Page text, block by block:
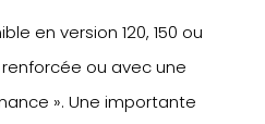
en version 120, 150 ou
ou avec une
». Une importante